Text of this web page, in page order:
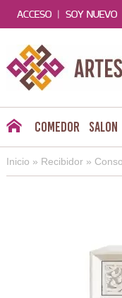
ACCESO | SOY NUEVO
Comedor Salon
Inicio » Recibidor »